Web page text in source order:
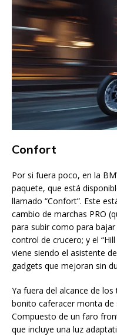
Confort
Por si fuera poco, en la
paquete, que está
llamado “Confort”. Este
cambio de marchas PRO
para subir como para
control de crucero; y el
viene siendo el asistente
gadgets que mejoran sin
Ya fuera del alcance de
bonito caferacer monta de
Compuesto de un faro
que incluye una luz